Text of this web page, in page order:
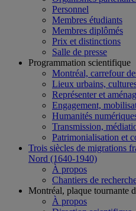
Personnel
Membres étudiants
Membres diplômés
Prix et distinctions
Salle de presse
Programmation scientifique
Montréal, carrefour
Lieux urbains,
Représenter et
Engagement,
Humanités
Transmission,
Patrimonialisation et
Trois siècles de migrations
Nord (1640-1940)
À propos
Chantiers de
Montréal, plaque tournante
À propos